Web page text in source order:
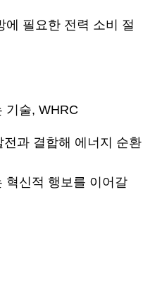
에 필요한 전력 소비 절
기술, WHRC
과 결합해 에너지 순환
혁신적 행보를 이어갈